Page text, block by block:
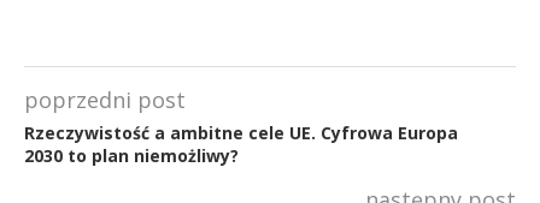
poprzedni post
Rzeczywistość a ambitne cele UE. Cyfrowa Europa
2030 to plan niemożliwy?